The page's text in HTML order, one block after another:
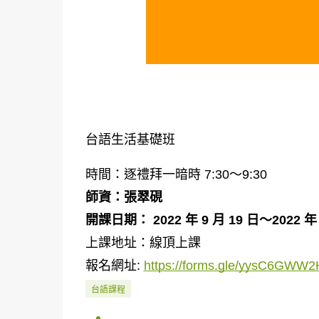
台語生活基礎班
時間：逐禮拜一暗時 7:30～9:30
師資：張翠硯
開課日期： 2022 年 9 月 19 日～2022 年
上課地址：線頂上課
報名網址: https://forms.gle/
台語課程